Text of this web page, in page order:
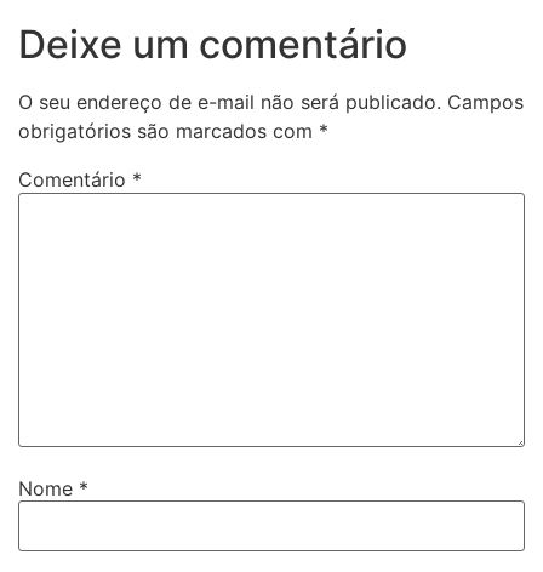
Deixe um comentário
O seu endereço de e-mail não será publicado. Campos
obrigatórios são marcados com *
Comentário *
Nome *